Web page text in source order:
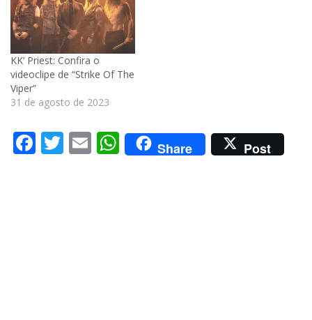
KK’ Priest: Confira o
videoclipe de “Strike Of The
Viper”
31 de agosto de 2023
Facebook
Twitter
EmailWhatsApp
Share Post